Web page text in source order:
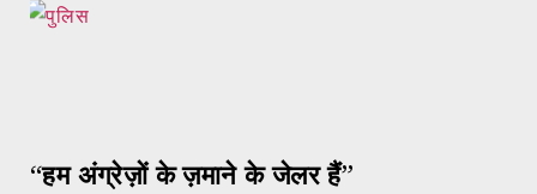
“हम अंग्रेज़ों के ज़माने के जेलर हैं”